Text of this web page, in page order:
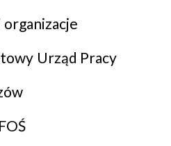
Urząd Pracy